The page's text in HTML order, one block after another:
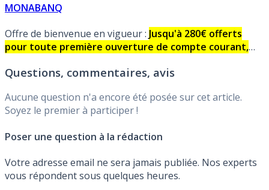
MONABANQ
Offre de bienvenue en vigueur : Jusqu'à 280€ offerts
pour toute première ouverture de compte courant,
ni de domiciliation bancaire !
Questions, commentaires, avis
Aucune question n'a encore été posée sur cet article.
Soyez le premier à participer !
Poser une question à la rédaction
Votre adresse email ne sera jamais publiée. Nos experts
vous répondent sous quelques heures.